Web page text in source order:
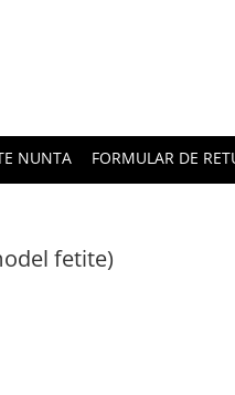
NUNTA FORMULAR DE
fetite)